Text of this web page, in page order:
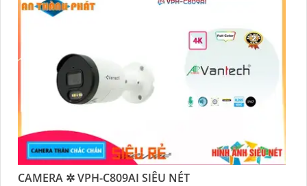
CAMERA ✲ VPH-C809AI SIÊU NÉT